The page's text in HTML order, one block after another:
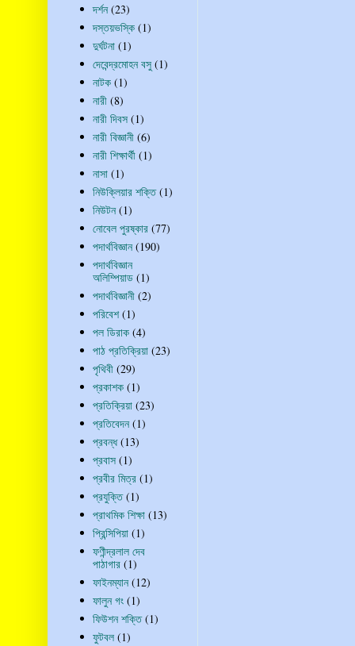
দর্শন (23)
দস্তয়ভস্কি (1)
দুর্ঘটনা (1)
দেবেন্দ্রমোহন বসু (1)
নাটক (1)
নারী (8)
নারী দিবস (1)
নারী বিজ্ঞানী (6)
নারী শিক্ষার্থী (1)
নাসা (1)
নিউক্লিয়ার শক্তি (1)
নিউটন (1)
নোবেল পুরষ্কার (77)
পদার্থবিজ্ঞান (190)
পদার্থবিজ্ঞান
অলিম্পিয়াড (1)
পদার্থবিজ্ঞানী (2)
পরিবেশ (1)
পল ডিরাক (4)
পাঠ প্রতিক্রিয়া (23)
পৃথিবী (29)
প্রকাশক (1)
প্রতিক্রিয়া (23)
প্রতিবেদন (1)
প্রবন্ধ (13)
প্রবাস (1)
প্রবীর মিত্র (1)
প্রযুক্তি (1)
প্রাথমিক শিক্ষা (13)
প্রিন্সিপিয়া (1)
ফণীন্দ্রলাল দেব
পাঠাগার (1)
ফাইনম্যান (12)
ফালুন গং (1)
ফিউশন শক্তি (1)
ফুটবল (1)